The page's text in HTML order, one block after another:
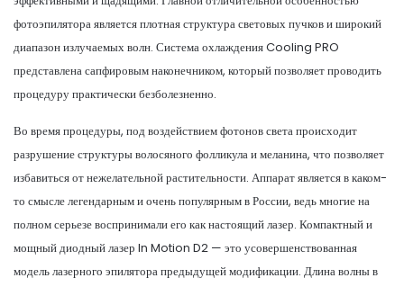
фотоэпилятора является плотная структура световых пучков и широкий
диапазон излучаемых волн. Система охлаждения Cooling PRO
представлена сапфировым наконечником, который позволяет проводить
процедуру практически безболезненно.
Во время процедуры, под воздействием фотонов света происходит
разрушение структуры волосяного фолликула и меланина, что позволяет
избавиться от нежелательной растительности. Аппарат является в каком-
то смысле легендарным и очень популярным в России, ведь многие на
полном серьезе воспринимали его как настоящий лазер. Компактный и
мощный диодный лазер In Motion D2 — это усовершенствованная
модель лазерного эпилятора предыдущей модификации. Длина волны в